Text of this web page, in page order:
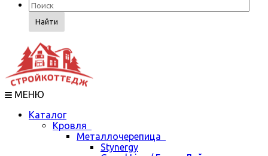
Найти
МЕНЮ
Каталог
Кровля
Металлочерепица
Stynergy